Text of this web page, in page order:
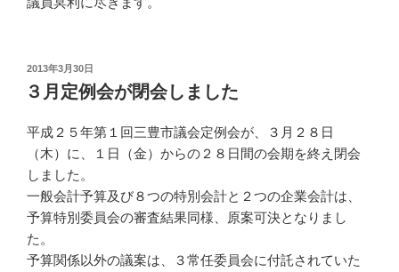
投
稿
日:
2013年3月30日
３月定例会が閉会しました
平成２５年第１回三豊市議会定例会が、３月２８日
（木）に、１日（金）からの２８日間の会期を終え閉会
しました。
一般会計予算及び８つの特別会計と２つの企業会計は、
予算特別委員会の審査結果同様、原案可決となりまし
た。
予算関係以外の議案は、３常任委員会に付託されていた